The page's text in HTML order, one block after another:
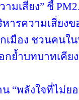
มเสี่ยง” ชี้
ารความเสี่ยงข
มือง ชวนคนใ
ย้ำบทบาทเคีย
น “พลังใจที่ไม่